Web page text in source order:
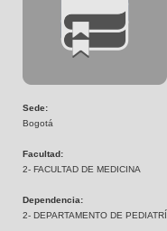
Sede:
Bogotá
Facultad:
2- FACULTAD DE MEDICINA
Dependencia:
2- DEPARTAMENTO DE